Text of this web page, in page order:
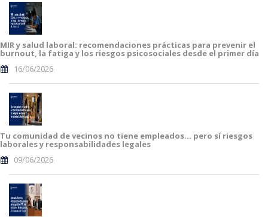
MIR y salud laboral: recomendaciones prácticas para prevenir el
burnout, la fatiga y los riesgos psicosociales desde el primer día
16/06/2026
Tu comunidad de vecinos no tiene empleados… pero sí riesgos
laborales y responsabilidades legales
09/06/2026